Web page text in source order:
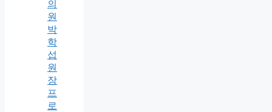
의
원
박
학
섭
원
장
프
로